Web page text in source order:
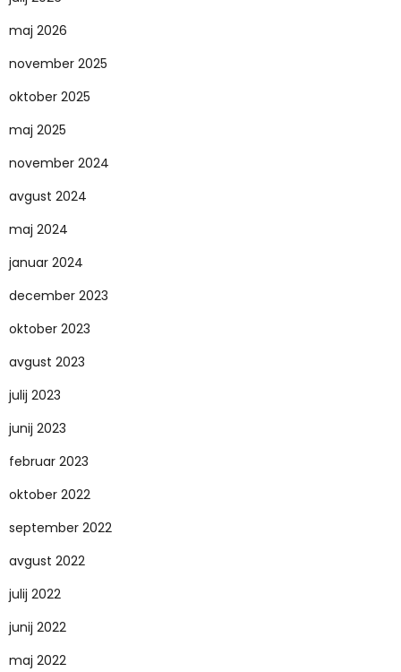
maj 2026
november 2025
oktober 2025
maj 2025
november 2024
avgust 2024
maj 2024
januar 2024
december 2023
oktober 2023
avgust 2023
julij 2023
junij 2023
februar 2023
oktober 2022
september 2022
avgust 2022
julij 2022
junij 2022
maj 2022